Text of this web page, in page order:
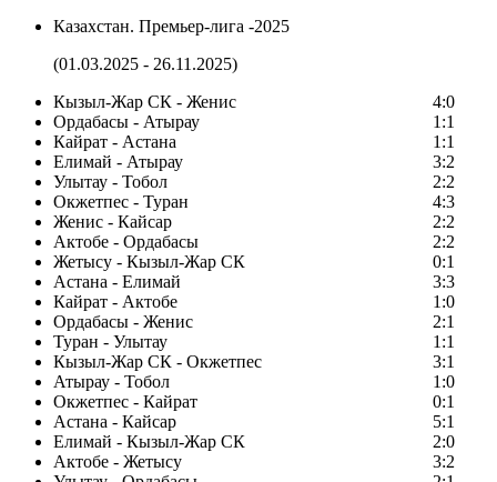
Казахстан. Премьер-лига -2025
(01.03.2025 - 26.11.2025)
Кызыл-Жар СК - Женис
4:0
Ордабасы - Атырау
1:1
Кайрат - Астана
1:1
Елимай - Атырау
3:2
Улытау - Тобол
2:2
Окжетпес - Туран
4:3
Женис - Кайсар
2:2
Актобе - Ордабасы
2:2
Жетысу - Кызыл-Жар СК
0:1
Астана - Елимай
3:3
Кайрат - Актобе
1:0
Ордабасы - Женис
2:1
Туран - Улытау
1:1
Кызыл-Жар СК - Окжетпес
3:1
Атырау - Тобол
1:0
Окжетпес - Кайрат
0:1
Астана - Кайсар
5:1
Елимай - Кызыл-Жар СК
2:0
Актобе - Жетысу
3:2